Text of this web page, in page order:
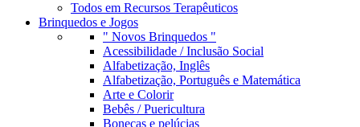
Todos em Recursos Terapêuticos
Brinquedos e Jogos
" Novos Brinquedos "
Acessibilidade / Inclusão Social
Alfabetização, Inglês
Alfabetização, Português e Matemática
Arte e Colorir
Bebês / Puericultura
Bonecas e pelúcias